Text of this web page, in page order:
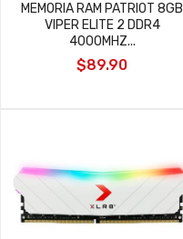
MEMORIA RAM PATRIOT 8GB
VIPER ELITE 2 DDR4
4000MHZ...
$89.90